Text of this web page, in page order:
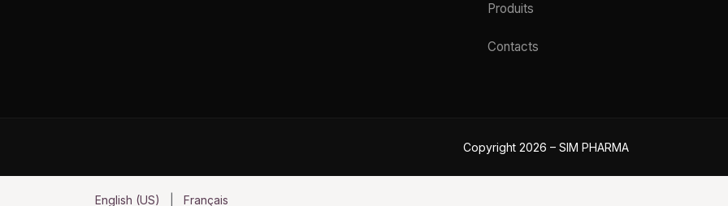
Produits
Contacts
Copyright 2026 – SIM PHARMA
English (US) Français